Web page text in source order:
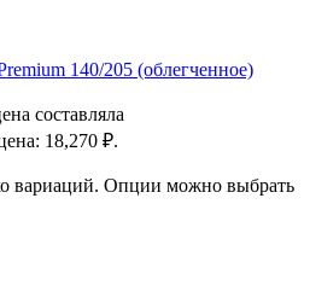
140/205 (облегченное)
составляла
18,270 ₽.
вариаций. Опции можно выбрать